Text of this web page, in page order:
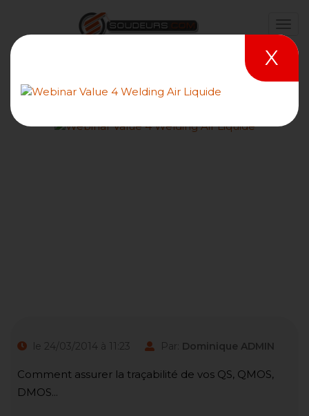
le 24/03/2014 à 11:23 Par: Dominique ADMIN
Comment assurer la traçabilité de vos QS, QMOS,
DMOS...
X